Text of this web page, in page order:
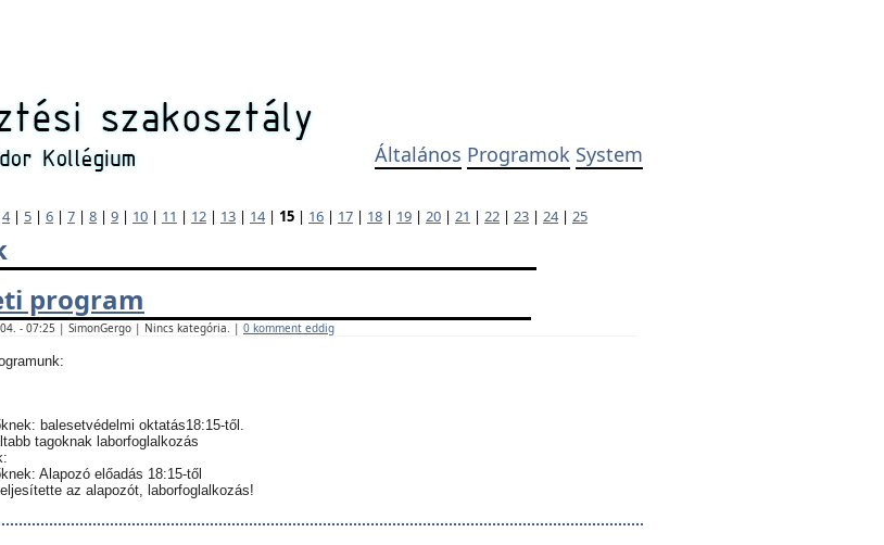
Általános Programok System
4| 5 | 6 | 7 | 8 | 9 | 10 | 11 | 12 | 13 | 14| 15 | 16 | 17 | 18 | 19 | 20 | 21 | 22 | 23 | 24| 25
program
- 07:25 | SimonGergo | Nincs kategória. | 0 komment eddig
balesetvédelmi oktatás18:15-től.
tagoknak laborfoglalkozás
Alapozó előadás 18:15-től
az alapozót, laborfoglalkozás!